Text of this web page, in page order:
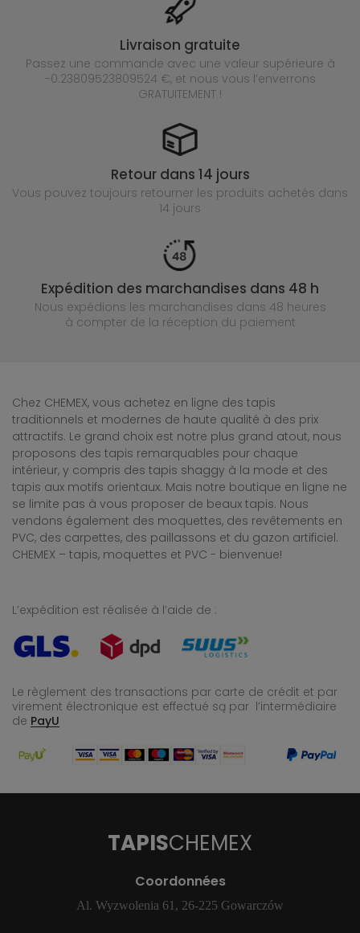
Livraison gratuite
Passez une commande avec une valeur supérieure à
-0.23809523809524 €, et nous vous l’enverrons
GRATUITEMENT !
Retour dans 14 jours
Vous pouvez toujours retourner les produits achetés dans
14 jours
Expédition des marchandises dans 48 h
Nous expédions les marchandises dans 48 heures
à compter de la réception du paiement
Chez CHEMEX, vous achetez en ligne des tapis
traditionnels et modernes de haute qualité à des prix
attractifs. Le grand choix est notre plus grand atout, nous
proposons des tapis remarquables pour chaque
intérieur, y compris des tapis shaggy à la mode et des
tapis aux motifs orientaux. Mais notre boutique en ligne ne
se limite pas à vous proposer de beaux tapis. Nous
vendons également des moquettes, des revêtements en
PVC, des carpettes, des paillassons et du gazon artificiel.
CHEMEX – tapis, moquettes et PVC - bienvenue!
L’expédition est réalisée à l’aide de :
Le règlement des transactions par carte de crédit et par
virement électronique est effectué są par l’intermédiaire
de PayU
TAPISCHEMEX
Coordonnées
Al. Wyzwolenia 61, 26-225 Gowarczów